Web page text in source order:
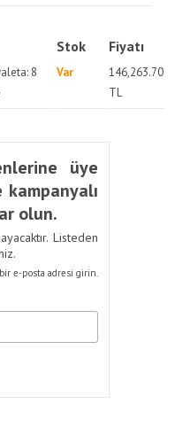
Stok Fiyatı
8
Var
146,263.70
TL
üye
olun.
Listeden
e-posta adresi girin.